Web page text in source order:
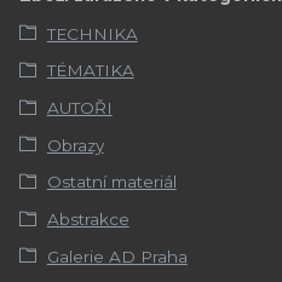
TECHNIKA
TÉMATIKA
AUTOŘI
Obrazy
Ostatní materiál
Abstrakce
Galerie AD Praha